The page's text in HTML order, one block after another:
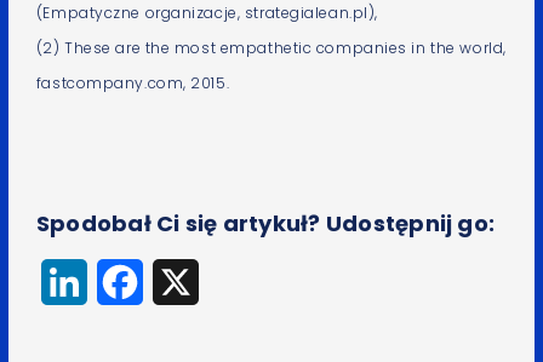
(Empatyczne organizacje, strategialean.pl),
(2) These are the most empathetic companies in the world,
fastcompany.com, 2015.
Spodobał Ci się artykuł? Udostępnij go:
LinkedInFacebook